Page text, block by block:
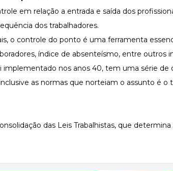
em relação a entrada e saída dos
dos trabalhadores.
o controle do ponto é uma ferramenta
índice de absenteísmo, entre outros
nos anos 40, tem uma série de
as normas que norteiam o assunto é o
das Leis Trabalhistas, que determina